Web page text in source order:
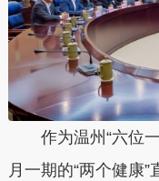
作为温州“六位
月一期的“两个健康